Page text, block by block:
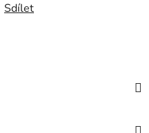
Sdílet